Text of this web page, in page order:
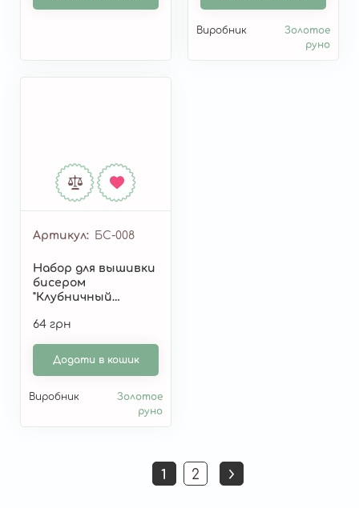
Виробник
Золотое
руно
Артикул БС-008
Набор для вышивки
бисером
"Клубничный
64 грн
Додати в кошик
Виробник
Золотое
руно
Поточна
1 Страница
2